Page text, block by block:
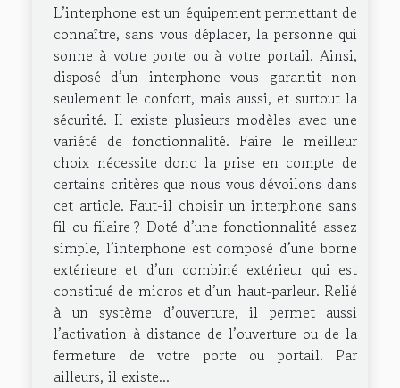
L’interphone est un équipement permettant de
connaître, sans vous déplacer, la personne qui
sonne à votre porte ou à votre portail. Ainsi,
disposé d’un interphone vous garantit non
seulement le confort, mais aussi, et surtout la
sécurité. Il existe plusieurs modèles avec une
variété de fonctionnalité. Faire le meilleur
choix nécessite donc la prise en compte de
certains critères que nous vous dévoilons dans
cet article. Faut-il choisir un interphone sans
fil ou filaire ? Doté d’une fonctionnalité assez
simple, l’interphone est composé d’une borne
extérieure et d’un combiné extérieur qui est
constitué de micros et d’un haut-parleur. Relié
à un système d’ouverture, il permet aussi
l’activation à distance de l’ouverture ou de la
fermeture de votre porte ou portail. Par
ailleurs, il existe...